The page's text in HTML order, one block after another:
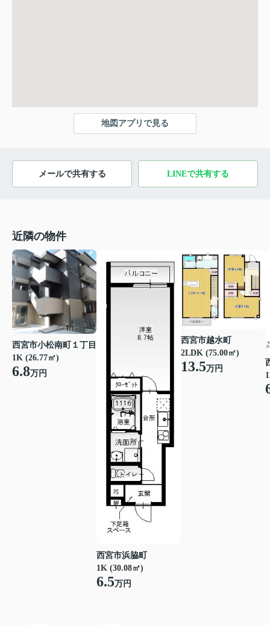
地図アプリで見る
メールで共有する LINEで共有する
近隣の物件
西宮市小松南町１丁目
1K (26.77㎡)
6.8万円
西宮市浜脇町
1K (30.08㎡)
6.5万円
西宮市越水町
2LDK (75.00㎡)
13.5万円